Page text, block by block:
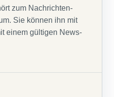
zum Nachrichten-
Sie können ihn mit
einem gültigen News-